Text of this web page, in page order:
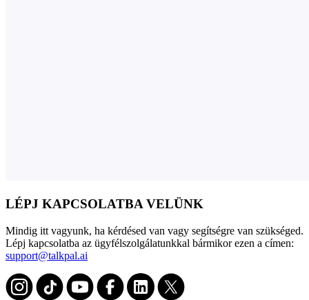
LÉPJ KAPCSOLATBA VELÜNK
Mindig itt vagyunk, ha kérdésed van vagy segítségre van szükséged.
Lépj kapcsolatba az ügyfélszolgálatunkkal bármikor ezen a címen:
support@talkpal.ai